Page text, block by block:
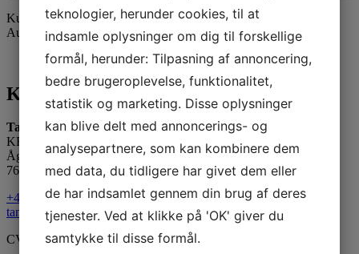
Kulturaftale “De små synger med de grå” på Birketoft Plejecenter
Aulum kl. 10.00-10.45. Vuggestuen Puff deltager.
Kontakt os
Tante Andante Hus
KFUM og KFUK i Lemvig
Ågade 5
7620 Lemvig
+45 20 16 24 11
tanteandante@kfum-kfuk.dk
CVR: 30771397
teknologier, herunder cookies, til at
indsamle oplysninger om dig til forskellige
formål, herunder: Tilpasning af annoncering,
bedre brugeroplevelse, funktionalitet,
statistik og marketing. Disse oplysninger
kan blive delt med annoncerings- og
analysepartnere, som kan kombinere dem
med data, du tidligere har givet dem eller
de har indsamlet gennem din brug af deres
tjenester. Ved at klikke på 'OK' giver du
samtykke til disse formål.